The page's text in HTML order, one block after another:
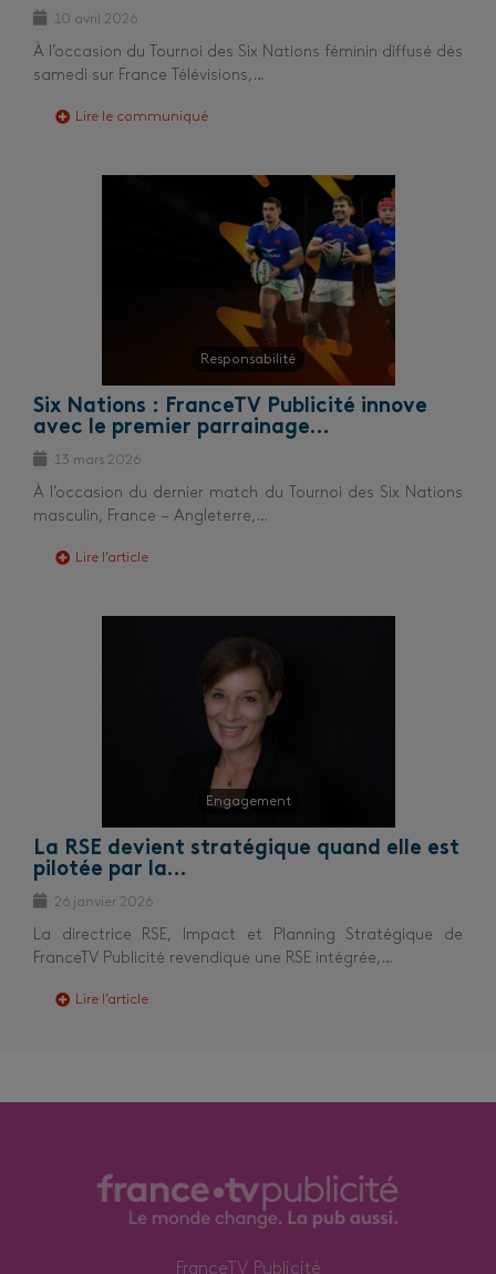
10 avril 2026
À l’occasion du Tournoi des Six Nations féminin diffusé dès
samedi sur France Télévisions,…
Lire le communiqué
Responsabilité
Six Nations : FranceTV Publicité innove
avec le premier parrainage…
13 mars 2026
À l’occasion du dernier match du Tournoi des Six Nations
masculin, France – Angleterre,…
Lire l’article
Engagement
La RSE devient stratégique quand elle est
pilotée par la…
26 janvier 2026
La directrice RSE, Impact et Planning Stratégique de
FranceTV Publicité revendique une RSE intégrée,…
Lire l’article
FranceTV Publicité